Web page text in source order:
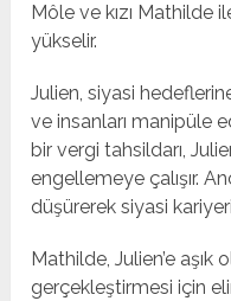
Môle ve kızı Mathilde
yükselir.
Julien, siyasi
ve insanları manipüle
bir vergi tahsildarı,
engellemeye çalışır.
düşürerek siyasi
Mathilde, Julien’e
gerçekleştirmesi için